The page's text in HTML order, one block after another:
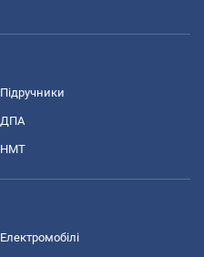
Підручники
ДПА
НМТ
Електромобілі